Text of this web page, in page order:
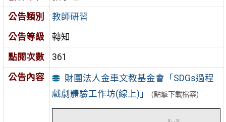
公告類別
教師研習
公告等級
轉知
點閱次數
361
公告內容
財團法人金車文教基金會「SDGs過程
戲劇體驗工作坊(線上)」
(點擊下載檔案)